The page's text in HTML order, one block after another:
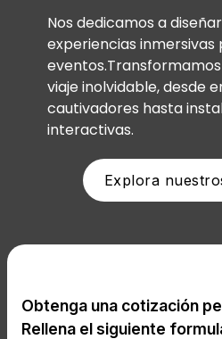
Nos dedicamos a
experiencias inmersivas
viaje inolvidable, desde
cautivadores hasta
interactivas.
Explora
Obtenga una cotización
Rellena el siguiente